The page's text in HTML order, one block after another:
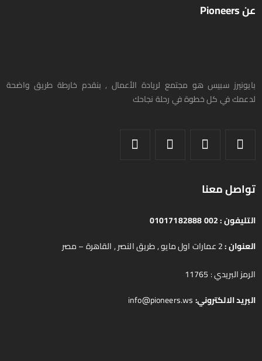
عن Pioneers
بايونيرز سبيس هو مجتمع لريادة الأعمال , بنقدم خارطة طريق واضحة
لدعمك في كل خطوة في رحلة نجاحك
تواصل معنا
التليفون :002 01017182888
العنوان :2 عمارات اول مايو , طريق النصر , القاهرة – مصر
الرمز البريدي : 11765
البريد الالكتروني: